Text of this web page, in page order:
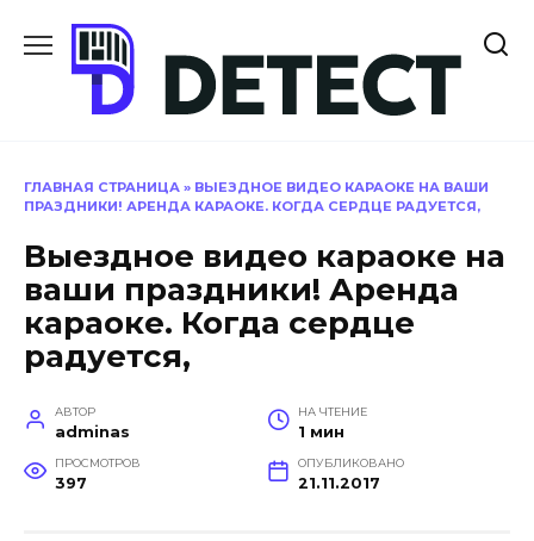
содержанию
ГЛАВНАЯ СТРАНИЦА » ВЫЕЗДНОЕ ВИДЕО КАРАОКЕ НА ВАШИ
ПРАЗДНИКИ! АРЕНДА КАРАОКЕ. КОГДА СЕРДЦЕ РАДУЕТСЯ,
Выездное видео караоке на
ваши праздники! Аренда
караоке. Когда сердце
радуется,
АВТОР
adminas
НА ЧТЕНИЕ
1 мин
ПРОСМОТРОВ
397
ОПУБЛИКОВАНО
21.11.2017